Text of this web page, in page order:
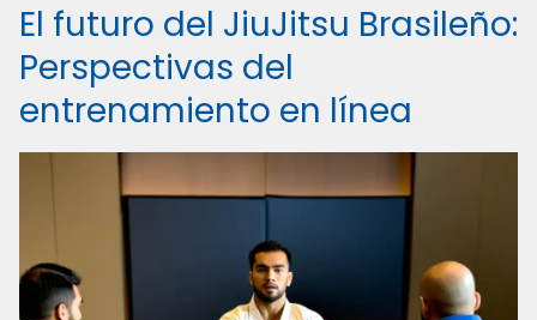
El futuro del JiuJitsu Brasileño:
Perspectivas del
entrenamiento en línea